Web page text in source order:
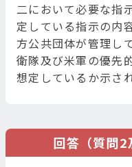
二において必要な指
定している指示の内
方公共団体が管理し
衛隊及び米軍の優先
想定しているか示さ
回答（質問2